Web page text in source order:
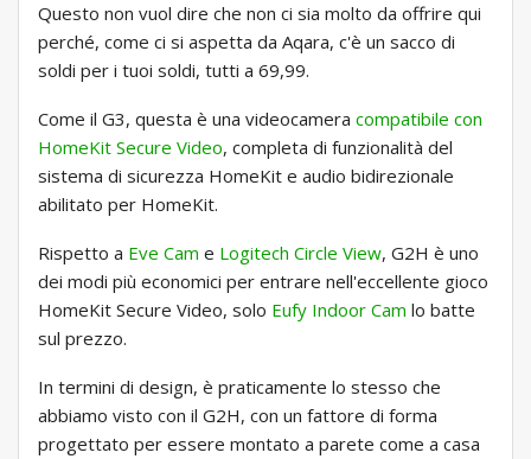
Questo non vuol dire che non ci sia molto da offrire qui
perché, come ci si aspetta da Aqara, c'è un sacco di
soldi per i tuoi soldi, tutti a 69,99.
Come il G3, questa è una videocamera compatibile con
HomeKit Secure Video, completa di funzionalità del
sistema di sicurezza HomeKit e audio bidirezionale
abilitato per HomeKit.
Rispetto a Eve Cam e Logitech Circle View, G2H è uno
dei modi più economici per entrare nell'eccellente gioco
HomeKit Secure Video, solo Eufy Indoor Cam lo batte
sul prezzo.
In termini di design, è praticamente lo stesso che
abbiamo visto con il G2H, con un fattore di forma
progettato per essere montato a parete come a casa